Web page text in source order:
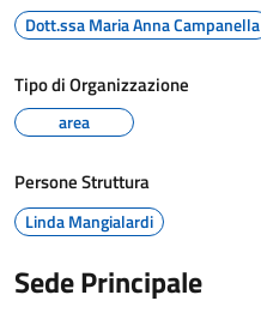
Dott.ssa Maria Anna Campanella
Tipo di Organizzazione
area
Persone Struttura
Linda Mangialardi
Sede Principale